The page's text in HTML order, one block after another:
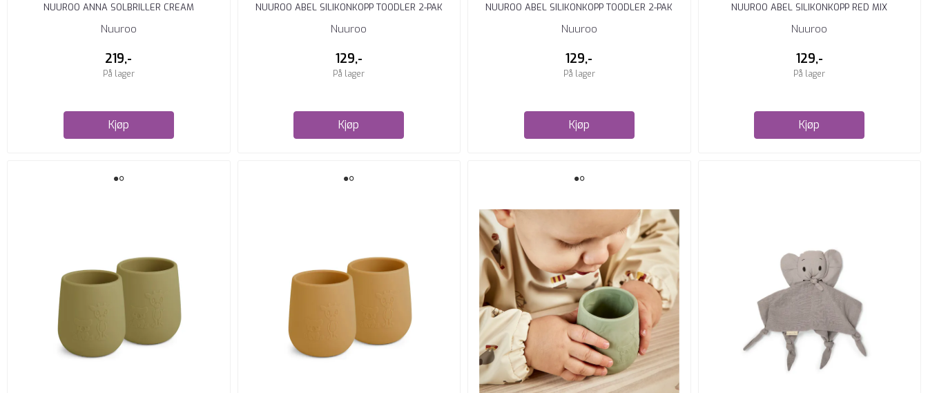
NUUROO ANNA SOLBRILLER CREAM
Nuuroo
219,-
På lager
Kjøp
NUUROO ABEL SILIKONKOPP TOODLER 2-PAK
DUSTY GREEN
Nuuroo
129,-
På lager
Kjøp
NUUROO ABEL SILIKONKOPP TOODLER 2-PAK
CARAMEL ...
Nuuroo
129,-
På lager
Kjøp
NUUROO ABEL SILIKONKOPP RED MIX
Nuuroo
129,-
På lager
Kjøp